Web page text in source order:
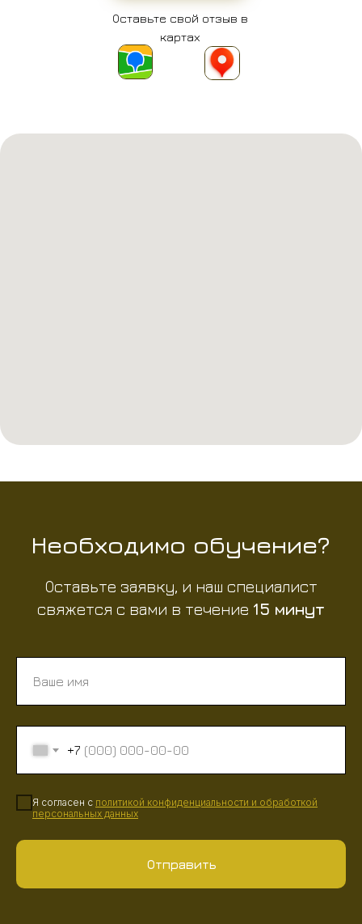
Оставьте свой отзыв в
картах
Необходимо обучение?
Оставьте заявку, и наш специалист
свяжется с вами в течение 15 минут
+7
Я согласен с политикой конфиденциальности и обработкой
персональных данных
Отправить